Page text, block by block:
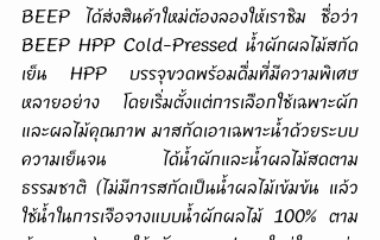
BEEP ได้ส่งสินค้าใหม่ต้องลองให้เราชิม ชื่อว่า
BEEP HPP Cold-Pressed น้ำผักผลไม้สกัด
เย็น HPP บรรจุขวดพร้อมดื่มที่มีความพิเศษ
หลายอย่าง โดยเริ่มตั้งแต่การเลือกใช้เฉพาะผัก
และผลไม้คุณภาพ มาสกัดเอาเฉพาะน้ำด้วยระบบ
ความเย็นจน ได้น้ำผักและน้ำผลไม้สดตาม
ธรรมชาติ (ไม่มีการสกัดเป็นน้ำผลไม้เข้มข้น แล้ว
ใช้น้ำในการเจือจางแบบน้ำผักผลไม้ 100% ตาม